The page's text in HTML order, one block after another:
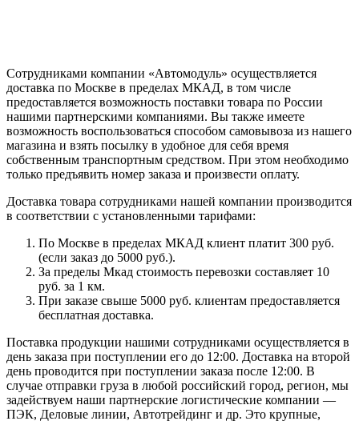
Сотрудниками компании «Автомодуль» осуществляется
доставка по Москве в пределах МКАД, в том числе
предоставляется возможность поставки товара по России
нашими партнерскими компаниями. Вы также имеете
возможность воспользоваться способом самовывоза из нашего
магазина и взять посылку в удобное для себя время
собственным транспортным средством. При этом необходимо
только предъявить номер заказа и произвести оплату.
Доставка товара сотрудниками нашей компании производится
в соответствии с установленными тарифами:
По Москве в пределах МКАД клиент платит 300 руб.
(если заказ до 5000 руб.).
За пределы Мкад стоимость перевозки составляет 10
руб. за 1 км.
При заказе свыше 5000 руб. клиентам предоставляется
бесплатная доставка.
Поставка продукции нашими сотрудниками осуществляется в
день заказа при поступлении его до 12:00. Доставка на второй
день проводится при поступлении заказа после 12:00. В
случае отправки груза в любой российский город, регион, мы
задействуем наши партнерские логистические компании —
ПЭК, Деловые линии, Автотрейдинг и др. Это крупные,